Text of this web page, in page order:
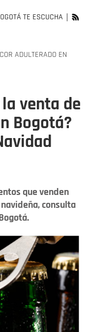
TE ESCUCHA
ADULTERADO EN
venta de
Bogotá?
que venden
consulta